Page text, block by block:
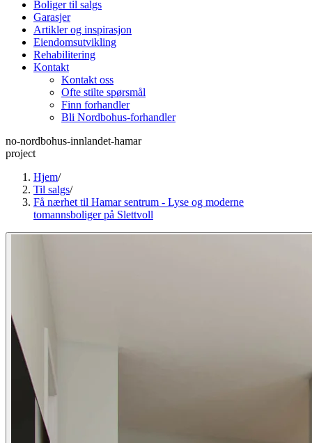
Boliger til salgs
Garasjer
Artikler og inspirasjon
Eiendomsutvikling
Rehabilitering
Kontakt
Kontakt oss
Ofte stilte spørsmål
Finn forhandler
Bli Nordbohus-forhandler
no-nordbohus-innlandet-hamar
project
Hjem/
Til salgs/
Få nærhet til Hamar sentrum - Lyse og moderne
tomannsboliger på Slettvoll